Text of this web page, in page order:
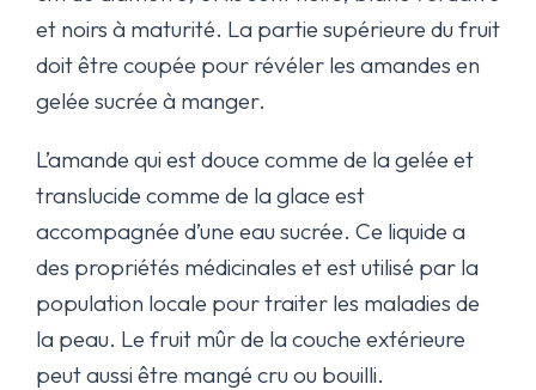
et noirs à maturité. La partie supérieure du fruit
doit être coupée pour révéler les amandes en
gelée sucrée à manger.
L’amande qui est douce comme de la gelée et
translucide comme de la glace est
accompagnée d’une eau sucrée. Ce liquide a
des propriétés médicinales et est utilisé par la
population locale pour traiter les maladies de
la peau. Le fruit mûr de la couche extérieure
peut aussi être mangé cru ou bouilli.